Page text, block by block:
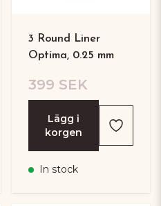
3 Round Liner
Optima, 0.25 mm
399 SEK
Lägg i
korgen
In stock